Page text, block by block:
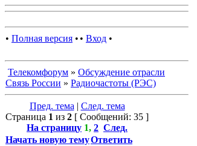
• Полная версия • • Вход •
Телекомфорум » Обсуждение отрасли
Связь России » Радиочастоты (РЭС)
Пред. тема | След. тема
Страница 1 из 2 [ Сообщений: 35 ]
На страницу 1, 2 След.
Начать новую темуОтветить